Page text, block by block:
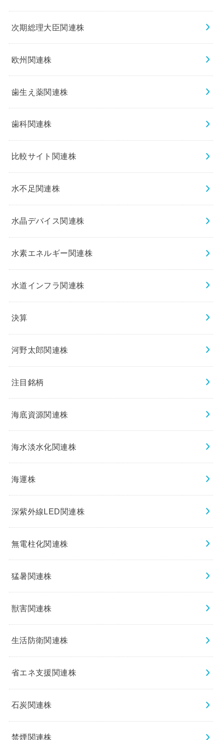
次期総理大臣関連株
欧州関連株
歯生え薬関連株
歯科関連株
比較サイト関連株
水不足関連株
水晶デバイス関連株
水素エネルギー関連株
水道インフラ関連株
決算
河野太郎関連株
注目銘柄
海底資源関連株
海水淡水化関連株
海運株
深紫外線LED関連株
無電柱化関連株
猛暑関連株
獣害関連株
生活防衛関連株
省エネ支援関連株
石炭関連株
禁煙関連株